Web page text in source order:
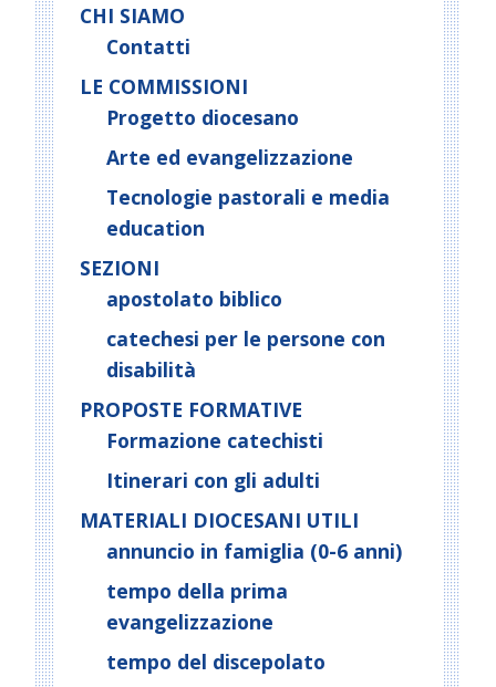
CHI SIAMO
Contatti
LE COMMISSIONI
Progetto diocesano
Arte ed evangelizzazione
Tecnologie pastorali e media
education
SEZIONI
apostolato biblico
catechesi per le persone con
disabilità
PROPOSTE FORMATIVE
Formazione catechisti
Itinerari con gli adulti
MATERIALI DIOCESANI UTILI
annuncio in famiglia (0-6 anni)
tempo della prima
evangelizzazione
tempo del discepolato